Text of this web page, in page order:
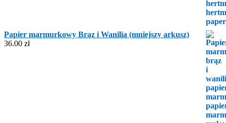
Papier marmurkowy Brąz i Wanilia (mniejszy arkusz)
36.00 zł